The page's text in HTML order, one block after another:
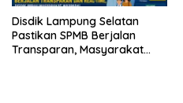
Disdik Lampung Selatan
Pastikan SPMB Berjalan
Transparan, Masyarakat